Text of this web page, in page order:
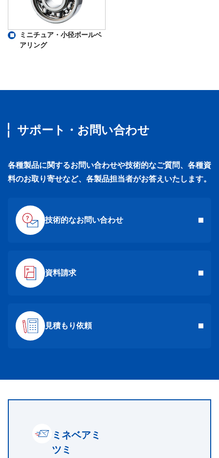
ミニチュア・小径ボールベ
アリング
サポート・お問い合わせ
各種製品に関するお問い合わせや技術的なご質問、各種資
料のお取り寄せなど、各製品担当者がお答えいたします。
技術的なお問い合わせ
資料請求
見積もり依頼
ミネベアミ
ツミ